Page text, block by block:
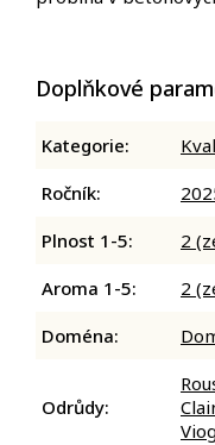
Doplňkové
Kategorie:
Ročník:
Plnost 1-5:
2
Aroma 1-5:
2
Doména:
Odrůdy: